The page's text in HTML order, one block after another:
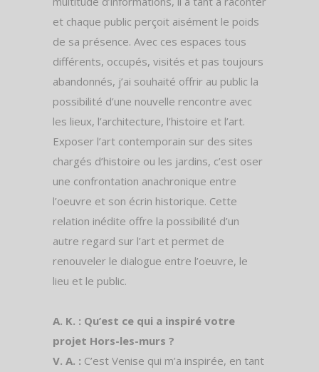
et chaque public perçoit aisément le poids
de sa présence. Avec ces espaces tous
différents, occupés, visités et pas toujours
abandonnés, j’ai souhaité offrir au public la
possibilité d’une nouvelle rencontre avec
les lieux, l’architecture, l’histoire et l’art.
Exposer l’art contemporain sur des sites
chargés d’histoire ou les jardins, c’est oser
une confrontation anachronique entre
l’oeuvre et son écrin historique. Cette
relation inédite offre la possibilité d’un
autre regard sur l’art et permet de
renouveler le dialogue entre l’oeuvre, le
lieu et le public.
A. K. : Qu’est ce qui a inspiré votre
projet Hors-les-murs ?
V. A. : C’est Venise qui m’a inspirée, en tant